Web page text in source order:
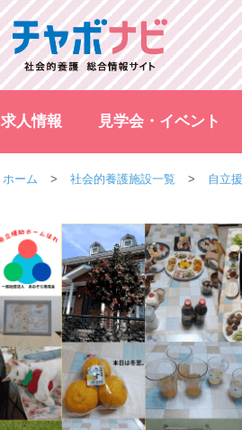
求人情報 見学会・イベント
ホーム 社会的養護施設一覧 自立